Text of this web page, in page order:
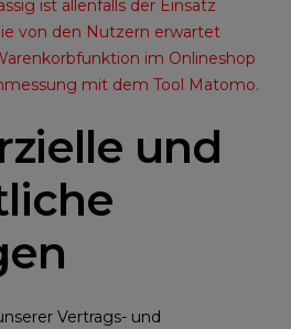
ist allenfalls der Einsatz
von den Nutzern erwartet
im Onlineshop
mit dem Tool Matomo.
und
Vertrags- und